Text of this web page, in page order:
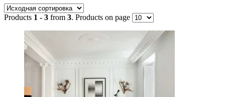
Метки товаров
Индия
Италия
Китай
(3)
Россия(26)
Турция(66)
Products 1 - 3 from 3. Products on page